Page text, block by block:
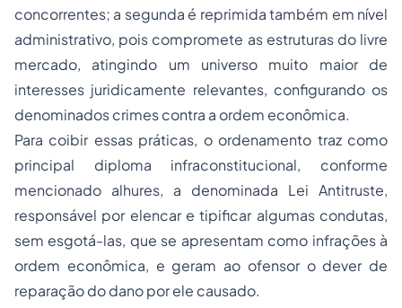
concorrentes; a segunda é reprimida também em nível
administrativo, pois compromete as estruturas do livre
mercado, atingindo um universo muito maior de
interesses juridicamente relevantes, configurando os
denominados crimes contra a ordem econômica.
Para coibir essas práticas, o ordenamento traz como
principal diploma infraconstitucional, conforme
mencionado alhures, a denominada Lei Antitruste,
responsável por elencar e tipificar algumas condutas,
sem esgotá-las, que se apresentam como infrações à
ordem econômica, e geram ao ofensor o dever de
reparação do dano por ele causado.